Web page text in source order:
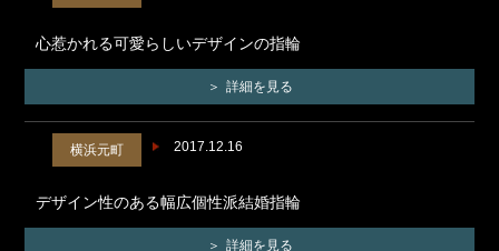
心惹かれる可愛らしいデザインの指輪
詳細を見る
2017.12.16
横浜元町
デザイン性のある幅広個性派結婚指輪
詳細を見る